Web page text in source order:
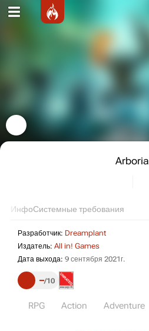
Arboria
ИнфоСистемные требования
Разработчик: Dreamplant
Издатель: All in! Games
Дата выхода: 9 сентября 2021г.
– 10
RPG Action Adventure